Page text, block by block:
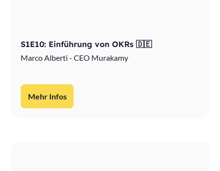
S1E10: Einführung von OKRs 🇩🇪
Marco Alberti - CEO Murakamy
Mehr Infos